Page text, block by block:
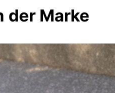
der Marke